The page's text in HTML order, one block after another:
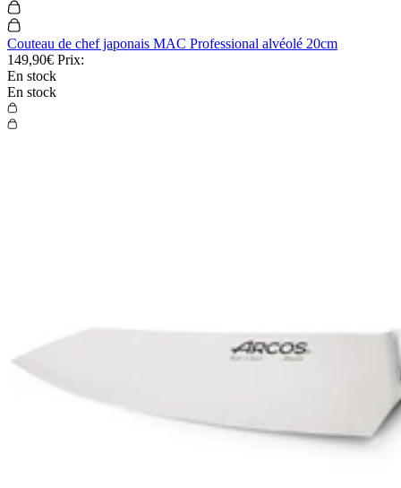
Couteau de chef japonais MAC Professional alvéolé 20cm
149,90€ Prix:
En stock
En stock